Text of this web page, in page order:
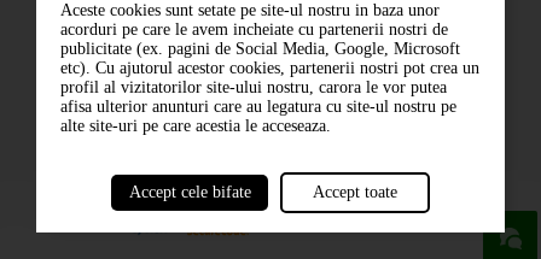
ABONARE LA NEWSLETTER
ABONARE
Aceste cookies sunt setate pe site-ul nostru in baza unor
acorduri pe care le avem incheiate cu partenerii nostri de
publicitate (ex. pagini de Social Media, Google, Microsoft
etc). Cu ajutorul acestor cookies, partenerii nostri pot crea un
profil al vizitatorilor site-ului nostru, carora le vor putea
afisa ulterior anunturi care au legatura cu site-ul nostru pe
alte site-uri pe care acestia le acceseaza.
Accept cele bifate Accept toate